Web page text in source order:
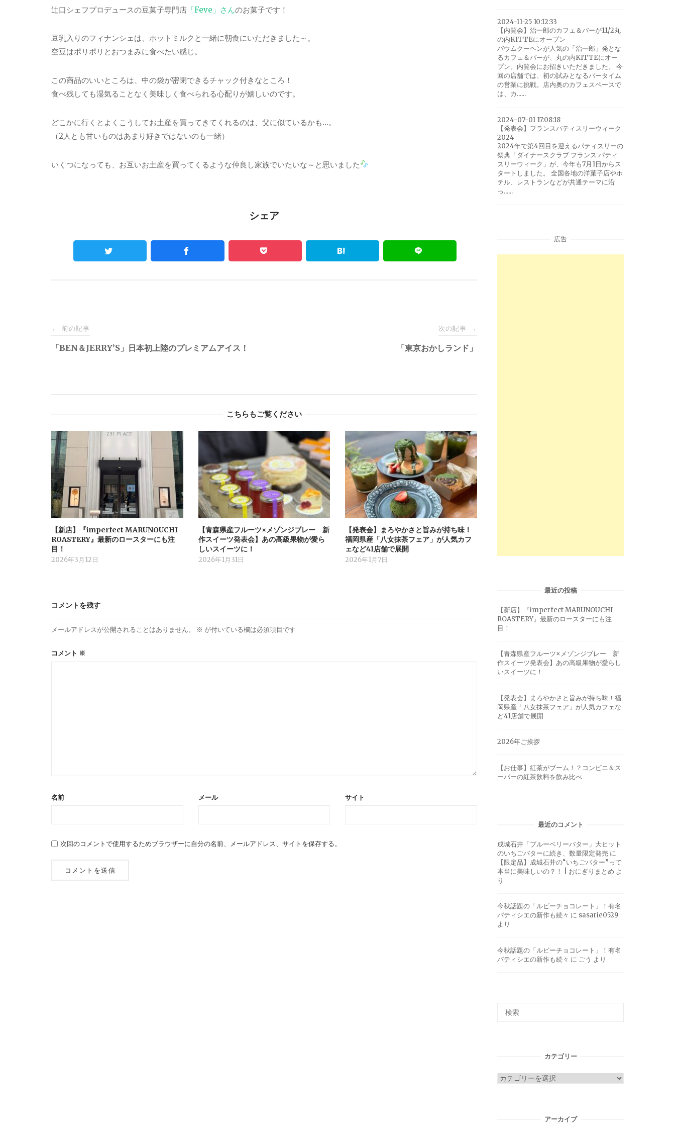
辻口シェフプロデュースの豆菓子専門店 「Feve」さんのお菓子です！
豆乳入りのフィナンシェは、ホットミルクと一緒に朝食にいただきました～。
空豆はポリポリとおつまみに食べたい感じ。
この商品のいいところは、中の袋が密閉できるチャック付きなところ！
食べ残しても湿気ることなく美味しく食べられる心配りが嬉しいのです。
どこかに行くとよくこうしてお土産を買ってきてくれるのは、父に似ているかも…。
（2人とも甘いものはあまり好きではないのも一緒）
いくつになっても、お互いお土産を買ってくるような仲良し家族でいたいな～と思いました
シェア
Post
navigation
← 前の記事
「BEN＆JERRY’S」日本初上陸のプレミアムアイス！
次の記事 →
「東京おかしランド」
こちらもご覧ください
【新店】『imperfect MARUNOUCHI
ROASTERY』最新のロースターにも注
目！
2026年3月12日
【青森県産フルーツ×メゾンジブレー 新
作スイーツ発表会】あの高級果物が愛ら
しいスイーツに！
2026年1月31日
【発表会】まろやかさと旨みが持ち味！
福岡県産「八女抹茶フェア」が人気カフ
ェなど41店舗で展開
2026年1月7日
コメントを残す
メールアドレスが公開されることはありません。 ※ が付いている欄は必須項目です
コメント ※
名前 メール サイト
次回のコメントで使用するためブラウザーに自分の名前、メールアドレス、サイトを保存する。
2024-11-25 10:12:33
【内覧会】治一郎のカフェ＆バーが11/2丸
の内KITTEにオープン
バウムクーヘンが人気の「治一郎」発とな
るカフェ＆バーが、丸の内KITTEにオー
プン。内覧会にお招きいただきました。 今
回の店舗では、初の試みとなるバータイム
の営業に挑戦。店内奥のカフェスペースで
は、カ......
2024-07-01 17:08:18
【発表会】フランスパティスリーウィーク
2024
2024年で第4回目を迎えるパティスリーの
祭典「ダイナースクラブ フランス パティ
スリーウィーク」が、今年も7月1日からス
タートしました。 全国各地の洋菓子店やホ
テル、レストランなどが共通テーマに沿
っ......
広告
最近の投稿
【新店】『imperfect MARUNOUCHI
ROASTERY』最新のロースターにも注
目！
【青森県産フルーツ×メゾンジブレー 新
作スイーツ発表会】あの高級果物が愛らし
いスイーツに！
【発表会】まろやかさと旨みが持ち味！福
岡県産「八女抹茶フェア」が人気カフェな
ど41店舗で展開
2026年ご挨拶
【お仕事】紅茶がブーム！？コンビニ＆ス
ーパーの紅茶飲料を飲み比べ
最近のコメント
成城石井「ブルーベリーバター」大ヒット
のいちごバターに続き、数量限定発売 に
【限定品】成城石井の“いちごバター”って
本当に美味しいの？！ | おにぎりまとめ よ
り
今秋話題の「ルビーチョコレート」！有名
パティシエの新作も続々 に sasarie0529
より
今秋話題の「ルビーチョコレート」！有名
パティシエの新作も続々 に ごう より
カテゴリー
カ
アーカイブ